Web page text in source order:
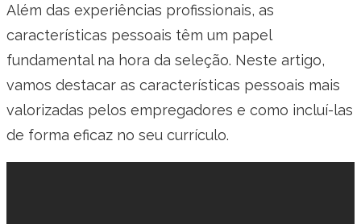
Além das experiências profissionais, as
características pessoais têm um papel
fundamental na hora da seleção. Neste artigo,
vamos destacar as características pessoais mais
valorizadas pelos empregadores e como incluí-las
de forma eficaz no seu currículo.